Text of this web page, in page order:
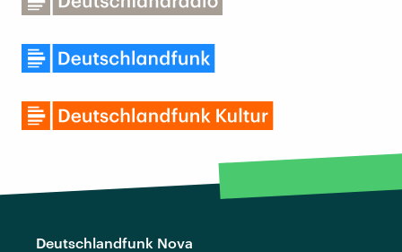
Deutschlandfunk Nova